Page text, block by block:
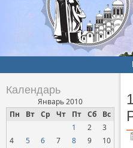
Календарь
Январь 2010
Пн
Вт Ср Чт Пт Сб Вс
1 2
3
4
5 6 7 8 9
10